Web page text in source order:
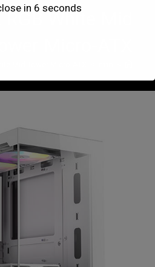
RGB White Mid
in 5 seconds